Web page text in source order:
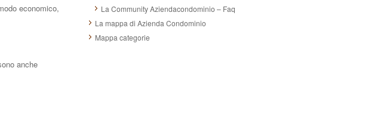
economico,
anche
La Community Aziendacondominio – Faq
La mappa di Azienda Condominio
Mappa categorie